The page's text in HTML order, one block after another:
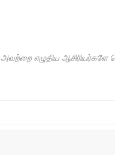
அவற்றை எழுதிய